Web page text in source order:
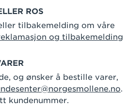
ROS
tilbakemelding om våre
og tilbakemelding
og ønsker å bestille varer,
.
kundenummer.